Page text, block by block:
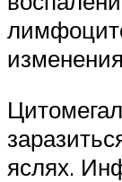
яслях.